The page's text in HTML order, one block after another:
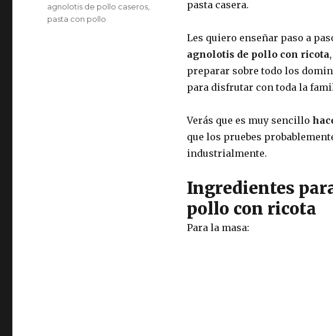
pasta casera.
Les quiero enseñar paso a
agnolotis de pollo con ricota
preparar sobre todo los
para disfrutar con toda la
Verás que es muy sencillo
que los pruebes
industrialmente.
Ingredientes
pollo con ricota
Para la masa:
agnolotis de pollo caseros
pasta con pollo